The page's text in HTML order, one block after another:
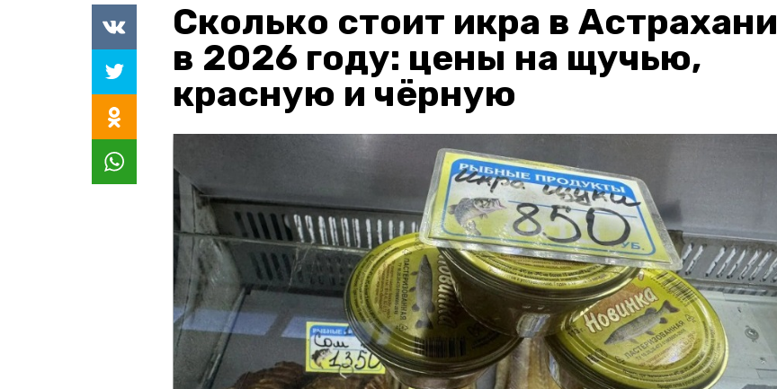
Сколько стоит икра в Астрахани
в 2026 году: цены на щучью,
красную и чёрную